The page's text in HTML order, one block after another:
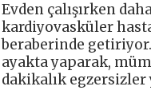
Evden çalışırken
kardiyovasküler
beraberinde
ayakta yaparak,
dakikalık